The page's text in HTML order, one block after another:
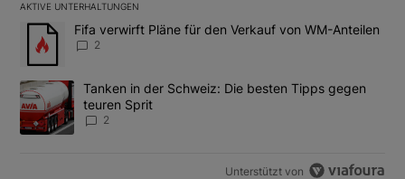
AKTIVE UNTERHALTUNGEN
Das Folgende ist eine Liste der am meisten kommentierten
Ein Trendartikel mit dem Titel "Fifa verwirft Pläne für den
Fifa verwirft Pläne für den Verkauf von WM-Anteilen
2
Ein Trendartikel mit dem Titel "Tanken in der Schweiz: Die
Tanken in der Schweiz: Die besten Tipps gegen
teuren Sprit
2
Unterstützt von